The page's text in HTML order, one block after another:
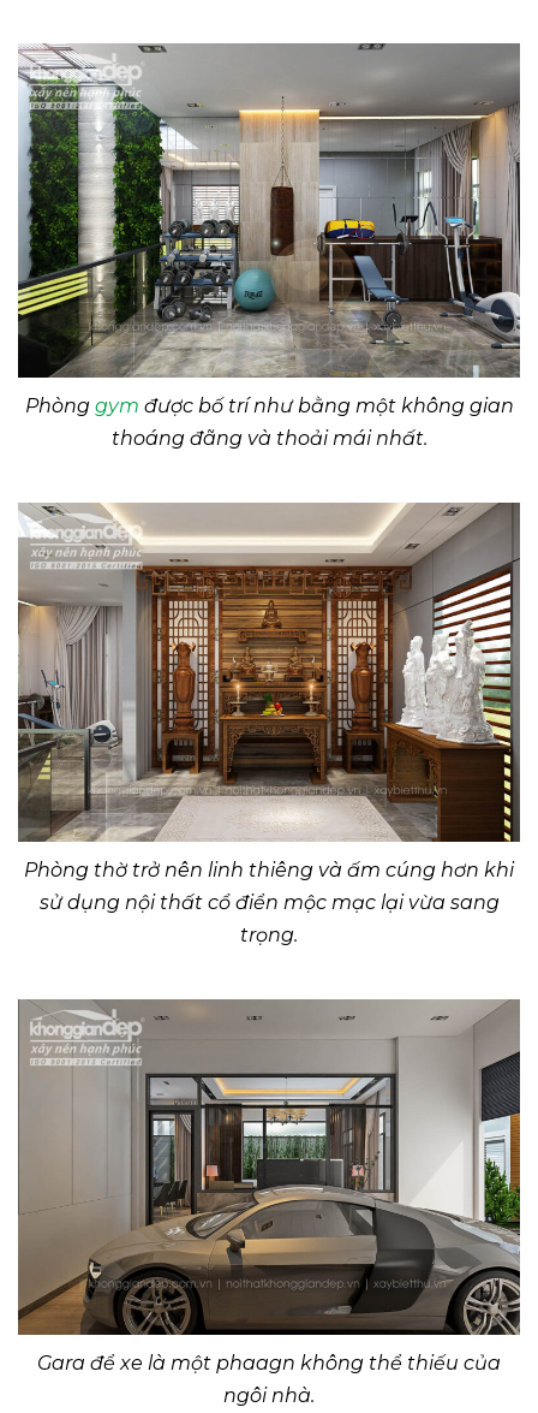
Phòng gym được bố trí như bằng một không gian
thoáng đãng và thoải mái nhất.
Phòng thờ trở nên linh thiêng và ấm cúng hơn khi
sử dụng nội thất cổ điển mộc mạc lại vừa sang
trọng.
Gara để xe là một phaagn không thể thiếu của
ngôi nhà.